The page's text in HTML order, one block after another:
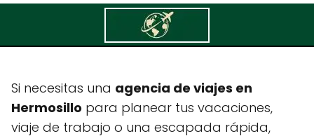
Agencia De Viajes Kino
Si necesitas una agencia de viajes en
Hermosillo para planear tus vacaciones,
viaje de trabajo o una escapada rápida,